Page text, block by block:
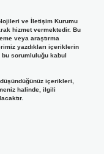
ve İletişim Kurumu
hizmet vermektedir. Bu
veya araştırma
yazdıkları içeriklerin
sorumluluğu kabul
içerikleri,
halinde, ilgili